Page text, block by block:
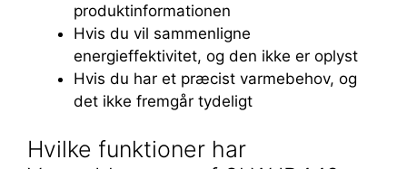
produktinformationen
Hvis du vil sammenligne
energieffektivitet, og den ikke er oplyst
Hvis du har et præcist varmebehov, og
det ikke fremgår tydeligt
Hvilke funktioner har